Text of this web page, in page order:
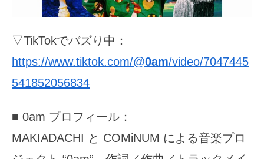
▽TikTokでバズり中：
https://www.tiktok.com/@0am/video/7047445
541852056834
■ 0am プロフィール：
MAKIADACHI と COMiNUM による音楽プロ